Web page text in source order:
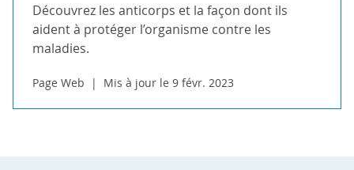
Découvrez les anticorps et la façon dont ils
aident à protéger l’organisme contre les
maladies.
Page Web Mis à jour le 9 févr. 2023